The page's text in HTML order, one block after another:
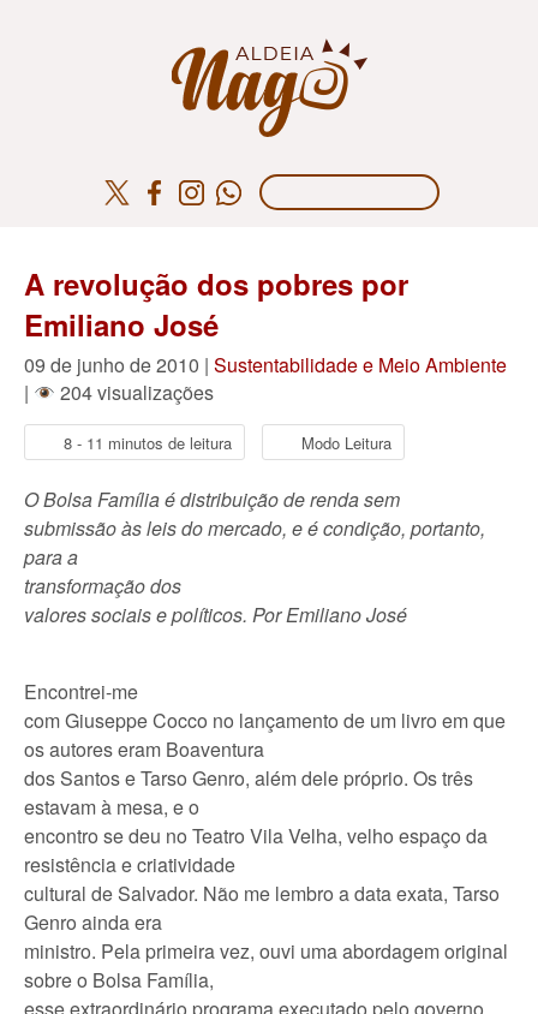
A revolução dos pobres por
Emiliano José
09 de junho de 2010 | Sustentabilidade e Meio Ambiente
|
204 visualizações
8 - 11 minutos de leitura Modo Leitura
O Bolsa Família é distribuição de renda sem
submissão às leis do mercado, e é condição, portanto,
para a
transformação dos
valores sociais e políticos. Por Emiliano José
Encontrei-me
com Giuseppe Cocco no lançamento de um livro em que
os autores eram Boaventura
dos Santos e Tarso Genro, além dele próprio. Os três
estavam à mesa, e o
encontro se deu no Teatro Vila Velha, velho espaço da
resistência e criatividade
cultural de Salvador. Não me lembro a data exata, Tarso
Genro ainda era
ministro. Pela primeira vez, ouvi uma abordagem original
sobre o Bolsa Família,